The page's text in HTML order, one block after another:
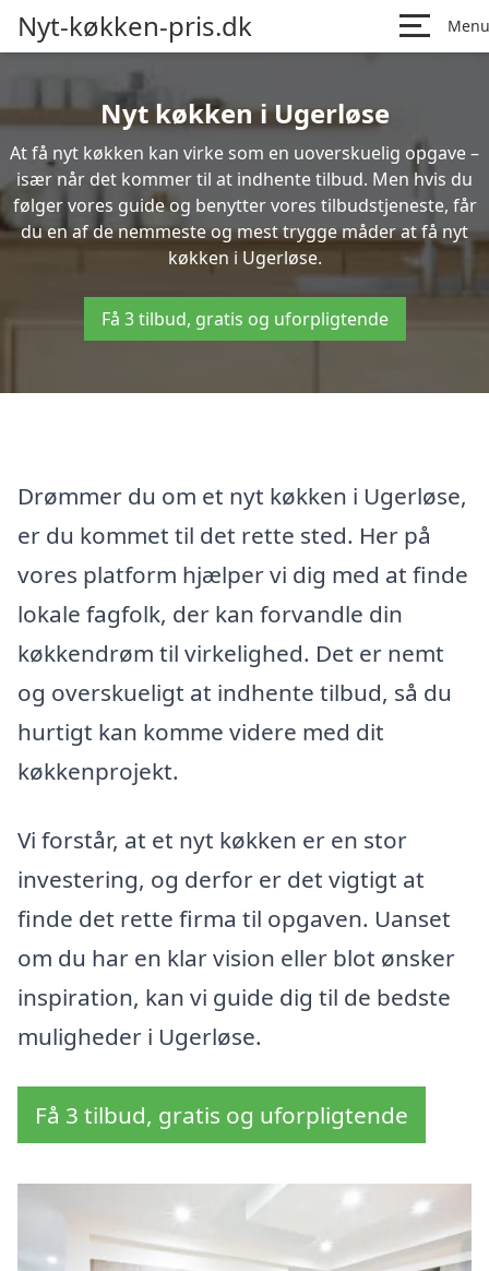
Nyt-køkken-pris.dk Menu
Nyt køkken i Ugerløse
At få nyt køkken kan virke som en uoverskuelig opgave –
især når det kommer til at indhente tilbud. Men hvis du
følger vores guide og benytter vores tilbudstjeneste, får
du en af de nemmeste og mest trygge måder at få nyt
køkken i Ugerløse.
Få 3 tilbud, gratis og uforpligtende
Drømmer du om et nyt køkken i Ugerløse,
er du kommet til det rette sted. Her på
vores platform hjælper vi dig med at finde
lokale fagfolk, der kan forvandle din
køkkendrøm til virkelighed. Det er nemt
og overskueligt at indhente tilbud, så du
hurtigt kan komme videre med dit
køkkenprojekt.
Vi forstår, at et nyt køkken er en stor
investering, og derfor er det vigtigt at
finde det rette firma til opgaven. Uanset
om du har en klar vision eller blot ønsker
inspiration, kan vi guide dig til de bedste
muligheder i Ugerløse.
Få 3 tilbud, gratis og uforpligtende